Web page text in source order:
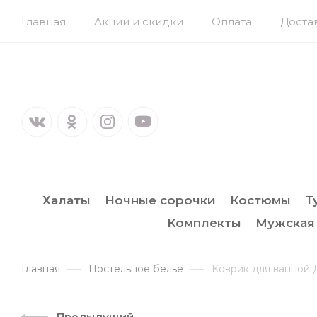
Главная Акции и скидки Оплата
Халаты Ночные сорочки Костюмы
Комплекты
Мужская
Главная Постельное бельё Коврик для ванной